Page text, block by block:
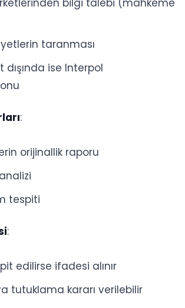
bilgi talebi (mahkeme
taranması
dışında ise Interpol
:
orijinallik raporu
tespiti
:
edilirse ifadesi alınır
tutuklama kararı verilebilir